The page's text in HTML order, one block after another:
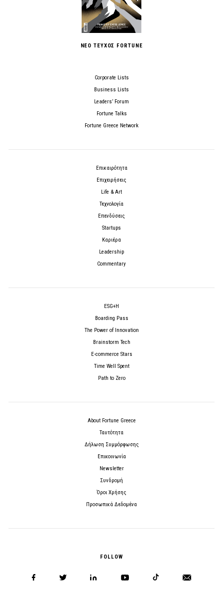
ΝΕΟ ΤΕΥΧΟΣ FORTUNE
Corporate Lists
Business Lists
Leaders’ Forum
Fortune Talks
Fortune Greece Network
Επικαιρότητα
Επιχειρήσεις
Life & Art
Τεχνολογία
Επενδύσεις
Startups
Καριέρα
Leadership
Commentary
ESG+H
Boarding Pass
The Power of Innovation
Brainstorm Tech
E-commerce Stars
Time Well Spent
Path to Zero
About Fortune Greece
Ταυτότητα
Δήλωση Συμμόρφωσης
Επικοινωνία
Newsletter
Συνδρομή
Όροι Χρήσης
Προσωπικά Δεδομένα
FOLLOW